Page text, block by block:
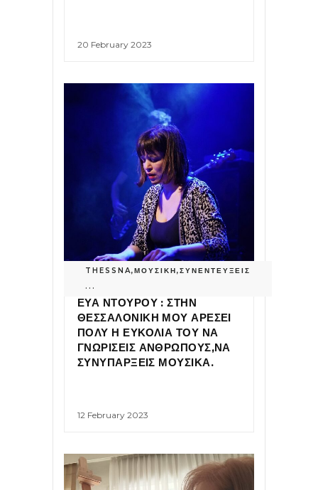
20 February 2023
THESSNA
...
,ΜΟΥΣΙΚΗ,ΣΥΝΕΝΤΕΥΞΕΙΣ
ΕΥΑ ΝΤΟΥΡΟΥ : ΣΤΗΝ
ΘΕΣΣΑΛΟΝΙΚΗ ΜΟΥ ΑΡΕΣΕΙ
ΠΟΛΥ Η ΕΥΚΟΛΙΑ ΤΟΥ ΝΑ
ΓΝΩΡΙΣΕΙΣ ΑΝΘΡΩΠΟΥΣ,ΝΑ
ΣΥΝΥΠΑΡΞΕΙΣ ΜΟΥΣΙΚΑ.
12 February 2023